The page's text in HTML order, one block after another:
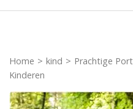
Home > kind > Prachtige
Kinderen